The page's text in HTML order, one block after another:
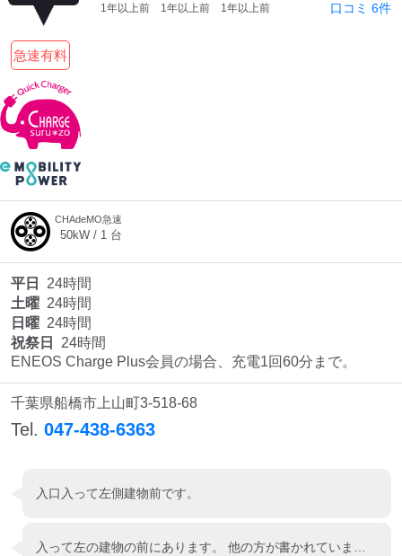
急速有料
1年以上前 1年以上前 1年以上前 口コミ 6件
CHAdeMO急速
50kW / 1 台
平日
24時間
土曜 24時間
日曜 24時間
祝祭日
24時間
ENEOS Charge Plus会員の場合、充電1回60分まで。
千葉県船橋市上山町3-518-68
Tel. 047-438-6363
入口入って左側建物前です。
入って左の建物の前にあります。 他の方が書かれていましたが、ケーブルが綺麗だったのが印象に残りました。 ENEOSのアプリでチャージする場合は、画面にタッチすることはなく、プラグを挿して、アプリで開始すると利用できました。